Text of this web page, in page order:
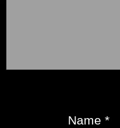
Name *